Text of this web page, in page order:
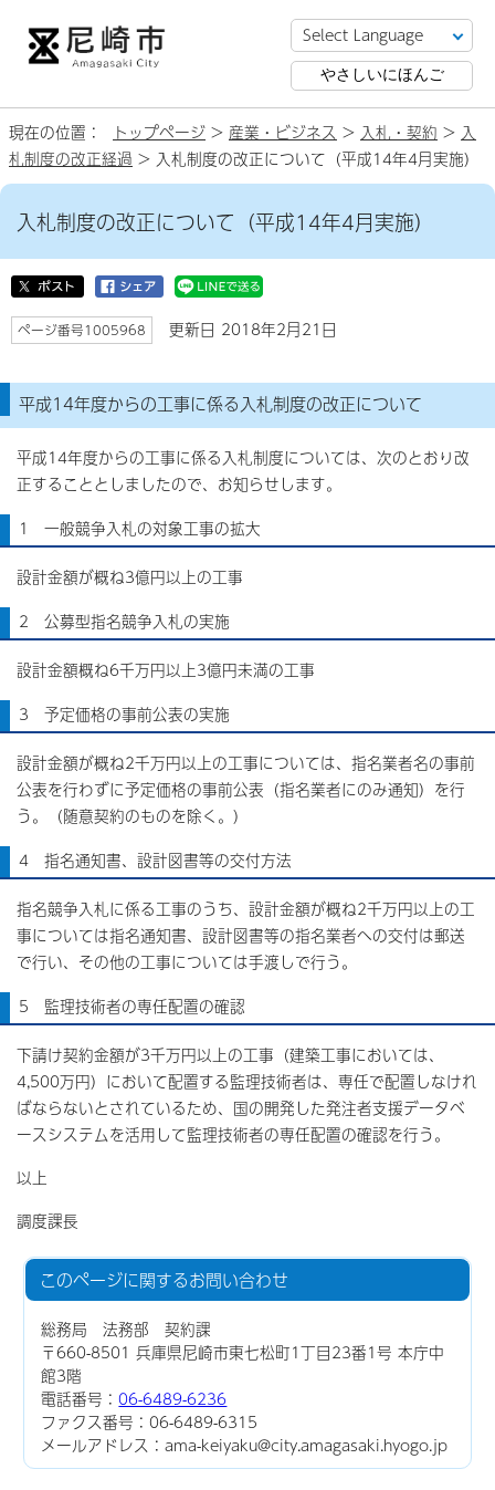
やさしいにほんご
現在の位置： トップページ > 産業・ビジネス > 入札・契約 > 入
札制度の改正経過 > 入札制度の改正について（平成14年4月実施）
入札制度の改正について（平成14年4月実施）
ページ番号1005968 更新日 2018年2月21日
平成14年度からの工事に係る入札制度の改正について
平成14年度からの工事に係る入札制度については、次のとおり改
正することとしましたので、お知らせします。
1 一般競争入札の対象工事の拡大
設計金額が概ね3億円以上の工事
2 公募型指名競争入札の実施
設計金額概ね6千万円以上3億円未満の工事
3 予定価格の事前公表の実施
設計金額が概ね2千万円以上の工事については、指名業者名の事前
公表を行わずに予定価格の事前公表（指名業者にのみ通知）を行
う。（随意契約のものを除く。）
4 指名通知書、設計図書等の交付方法
指名競争入札に係る工事のうち、設計金額が概ね2千万円以上の工
事については指名通知書、設計図書等の指名業者への交付は郵送
で行い、その他の工事については手渡しで行う。
5 監理技術者の専任配置の確認
下請け契約金額が3千万円以上の工事（建築工事においては、
4,500万円）において配置する監理技術者は、専任で配置しなけれ
ばならないとされているため、国の開発した発注者支援データベ
ースシステムを活用して監理技術者の専任配置の確認を行う。
以上
調度課長
このページに関するお問い合わせ
総務局 法務部 契約課
〒660-8501 兵庫県尼崎市東七松町1丁目23番1号 本庁中
館3階
電話番号：06-6489-6236
ファクス番号：06-6489-6315
メールアドレス：ama-keiyaku@city.amagasaki.hyogo.jp